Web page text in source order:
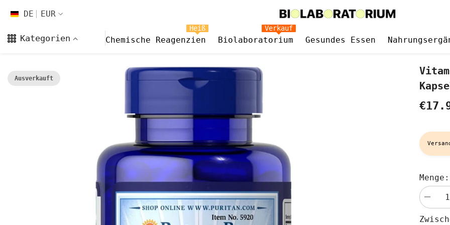
DE
FR
EUR
Kategorien Chemische Reagenzien
Heiß
Biolaboratorium
Verkauf
Gesundes Essen
Ausverkauft
Menge:
für
Vitamin